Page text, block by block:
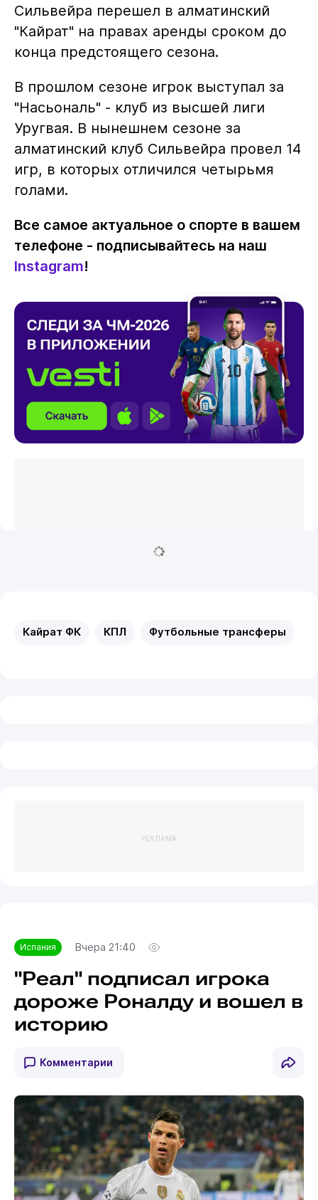
Сильвейра перешел в алматинский
"Кайрат" на правах аренды сроком до
конца предстоящего сезона.
В прошлом сезоне игрок выступал за
"Насьональ" - клуб из высшей лиги
Уругвая. В нынешнем сезоне за
алматинский клуб Сильвейра провел 14
игр, в которых отличился четырьмя
голами.
Все самое актуальное о спорте в вашем
телефоне - подписывайтесь на наш
Instagram!
Кайрат ФК КПЛ Футбольные трансферы
РЕКЛАМА
Испания Вчера 21:40
"Реал" подписал игрока
дороже Роналду и вошел в
историю
Комментарии